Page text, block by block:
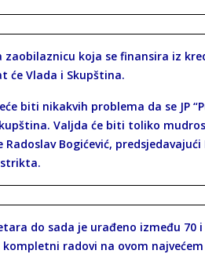
koja se finansira iz
će Vlada i Skupština.
biti nikakvih problema da se JP
Valjda će biti toliko
Radoslav Bogićević,
do sada je urađeno između
kompletni radovi na ovom